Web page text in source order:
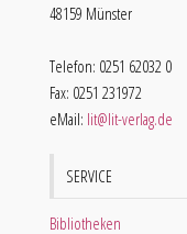
48159 Münster
Telefon: 0251 62032 0
Fax: 0251 231972
eMail: lit@lit-verlag.de
SERVICE
Bibliotheken